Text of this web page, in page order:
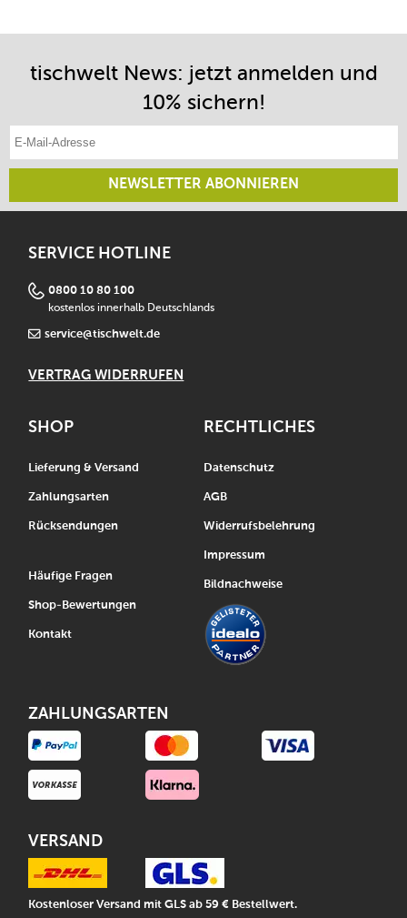
tischwelt News: jetzt anmelden und
10% sichern!
NEWSLETTER ABONNIEREN
SERVICE HOTLINE
0800 10 80 100
kostenlos innerhalb Deutschlands
service@tischwelt.de
VERTRAG WIDERRUFEN
SHOP
Lieferung & Versand
Zahlungsarten
Rücksendungen
Häufige Fragen
Shop-Bewertungen
Kontakt
RECHTLICHES
Datenschutz
AGB
Widerrufsbelehrung
Impressum
Bildnachweise
ZAHLUNGSARTEN
VERSAND
Kostenloser Versand mit GLS ab 59 € Bestellwert.